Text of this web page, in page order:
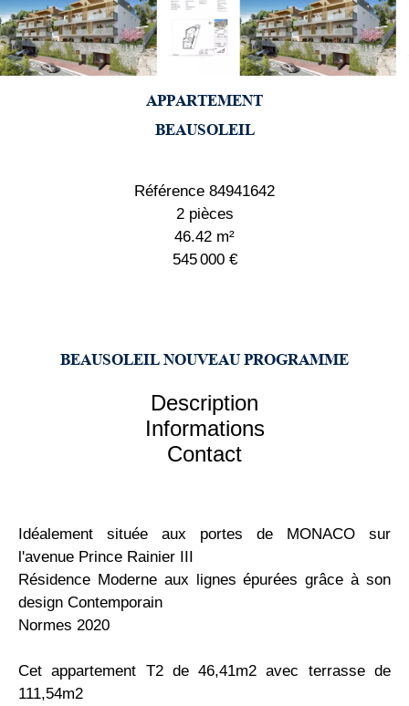
APPARTEMENT
BEAUSOLEIL
Référence 84941642
2 pièces
46.42 m²
545 000 €
BEAUSOLEIL NOUVEAU PROGRAMME
Description
Informations
Contact
Idéalement située aux portes de MONACO sur
l'avenue Prince Rainier III
Résidence Moderne aux lignes épurées grâce à son
design Contemporain
Normes 2020
Cet appartement T2 de 46,41m2 avec terrasse de
111,54m2